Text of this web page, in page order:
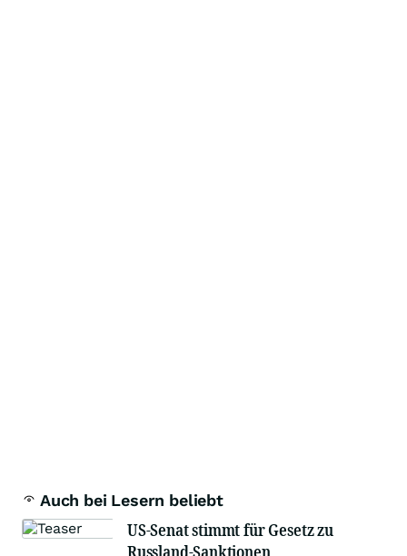
Auch bei Lesern beliebt
US-Senat stimmt für Gesetz zu